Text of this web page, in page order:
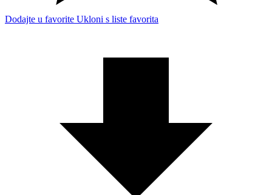
Dodajte u favorite Ukloni s liste favorita